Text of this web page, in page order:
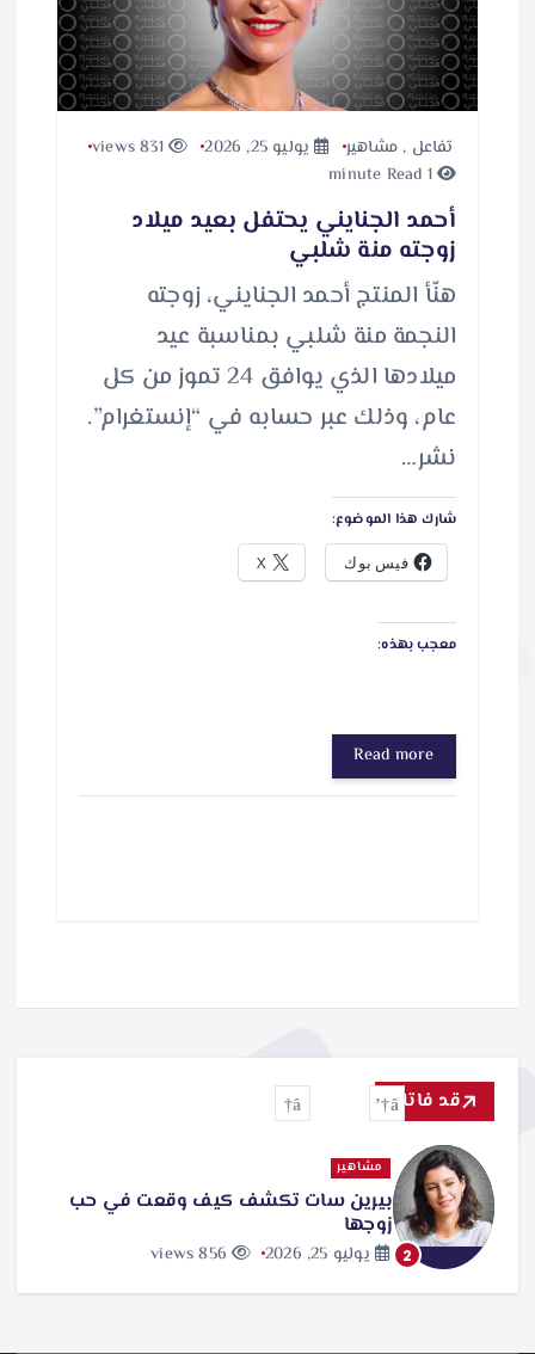
تفاعل , مشاهير يوليو 25, 2026
831 views
1 minute Read
أحمد الجنايني يحتفل بعيد ميلاد
زوجته منة شلبي
هنّأ المنتج أحمد الجنايني، زوجته
النجمة منة شلبي بمناسبة عيد
ميلادها الذي يوافق 24 تموز من كل
عام، وذلك عبر حسابه في “إنستغرام”.
نشر…
شارك هذا الموضوع:
فيس بوك X
معجب بهذه:
Read more
قد فاتك
2
مشاهير
بيرين سات تكشف كيف وقعت في حب
زوجها
يوليو 25, 2026 856 views